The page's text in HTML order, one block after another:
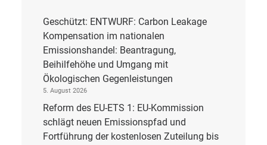
Geschützt: ENTWURF: Carbon Leakage
Kompensation im nationalen
Emissionshandel: Beantragung,
Beihilfehöhe und Umgang mit
Ökologischen Gegenleistungen
5. August 2026
Reform des EU-ETS 1: EU-Kommission
schlägt neuen Emissionspfad und
Fortführung der kostenlosen Zuteilung bis